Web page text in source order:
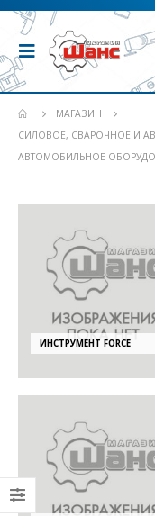
МАГАЗИН
СИЛОВОЕ, СВАРОЧНОЕ И
АВТОМОБИЛЬНОЕ
ИНСТРУМЕНТ FORCE